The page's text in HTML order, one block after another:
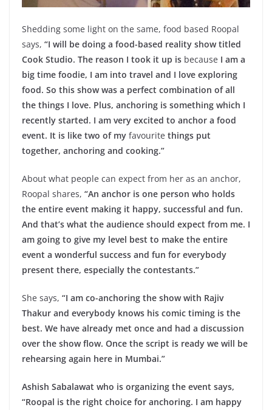
Shedding some light on the same, food based Roopal
says, “I will be doing a food-based reality show titled
Cook Studio. The reason I took it up is because I am a
big time foodie, I am into travel and I love exploring
food. So this show was a perfect combination of all
the things I love. Plus, anchoring is something which I
recently started. I am very excited to anchor a food
event. It is like two of my favourite things put
together, anchoring and cooking.”
About what people can expect from her as an anchor,
Roopal shares, “An anchor is one person who holds
the entire event making it happy, successful and fun.
And that’s what the audience should expect from me. I
am going to give my level best to make the entire
event a wonderful success and fun for everybody
present there, especially the contestants.”
She says, “I am co-anchoring the show with Rajiv
Thakur and everybody knows his comic timing is the
best. We have already met once and had a discussion
over the show flow. Once the script is ready we will be
rehearsing again here in Mumbai.”
Ashish Sabalawat who is organizing the event says,
“Roopal is the right choice for anchoring. I am happy